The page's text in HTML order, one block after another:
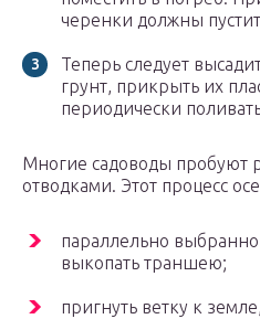
черенки должны
Теперь следует
грунт, прикрыть их
периодически
Многие садоводы пробуют
отводками. Этот процесс
параллельно
выкопать траншею;
пригнуть ветку к